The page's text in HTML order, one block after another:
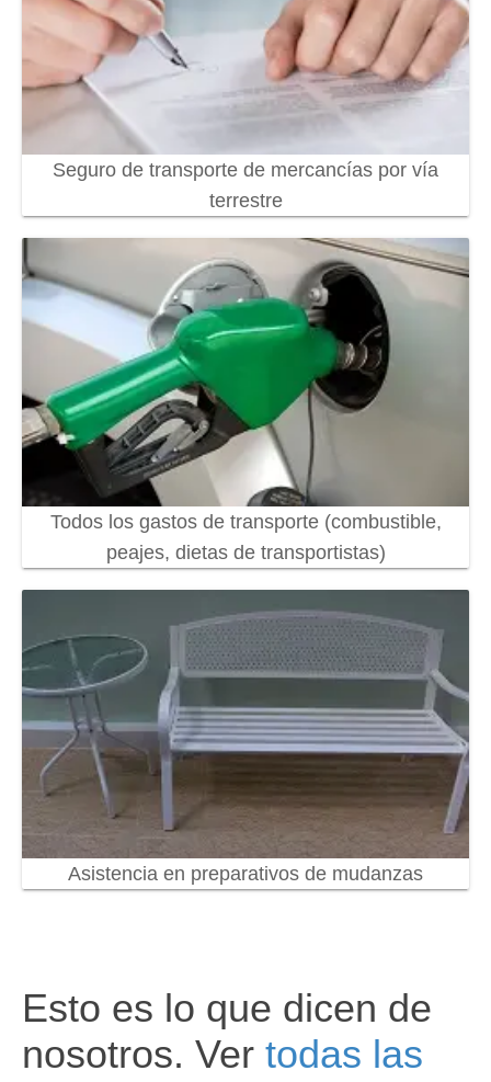
Seguro de transporte de mercancías por vía
terrestre
Todos los gastos de transporte (combustible,
peajes, dietas de transportistas)
Asistencia en preparativos de mudanzas
Esto es lo que dicen de
nosotros. Ver todas las